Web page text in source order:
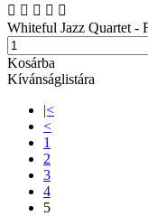
Whiteful Jazz Quartet -
Kosárba
Kívánságlistára
|<
<
1
2
3
4
5